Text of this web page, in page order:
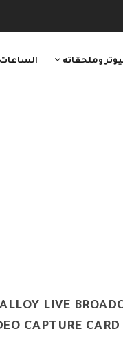
وملحقاته الساعات
LIVE
CAPTURE